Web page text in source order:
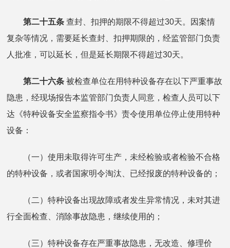
第二十五条 查封、扣押的期限不得超过30天。因案情
复杂等情况，需要延长查封、扣押期限的，经监管部门负责
人批准，可以延长，但是延长期限不得超过30天。
第二十六条 被检查单位在用特种设备存在以下严重事故
隐患，经现场报告本监管部门负责人同意，检查人员可以下
达《特种设备安全监察指令书》责令使用单位停止使用特种
设备：
（一）使用未取得许可生产，未经检验或者检验不合格
的特种设备，或者国家明令淘汰、已经报废的特种设备的；
（二）特种设备出现故障或者发生异常情况，未对其进
行全面检查、消除事故隐患，继续使用的；
（三）特种设备存在严重事故隐患，无改造、修理价